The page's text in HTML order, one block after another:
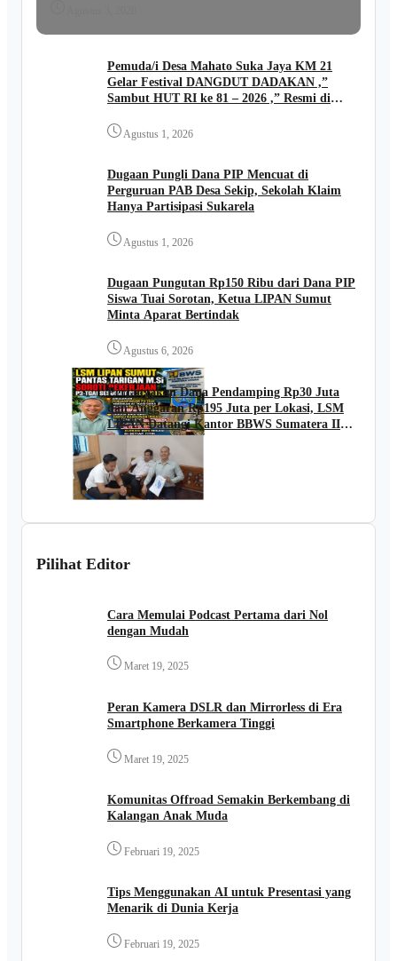
Pemuda/i Desa Mahato Suka Jaya KM 21
Gelar Festival DANGDUT DADAKAN ,”
Sambut HUT RI ke 81 – 2026 ,” Resmi di
Agustus 1, 2026
Dugaan Pungli Dana PIP Mencuat di
Perguruan PAB Desa Sekip, Sekolah Klaim
Hanya Partisipasi Sukarela
Agustus 1, 2026
Dugaan Pungutan Rp150 Ribu dari Dana PIP
Siswa Tuai Sorotan, Ketua LIPAN Sumut
Minta Aparat Bertindak
Agustus 6, 2026
Pertanyakan Dana Pendamping Rp30 Juta
dan Anggaran Rp195 Juta per Lokasi, LSM
LIPAN Datangi Kantor BBWS Sumatera II
Medan
Agustus 6, 2026
Pilihat Editor
Cara Memulai Podcast Pertama dari Nol
dengan Mudah
Maret 19, 2025
Peran Kamera DSLR dan Mirrorless di Era
Smartphone Berkamera Tinggi
Maret 19, 2025
Komunitas Offroad Semakin Berkembang di
Kalangan Anak Muda
Februari 19, 2025
Tips Menggunakan AI untuk Presentasi yang
Menarik di Dunia Kerja
Februari 19, 2025